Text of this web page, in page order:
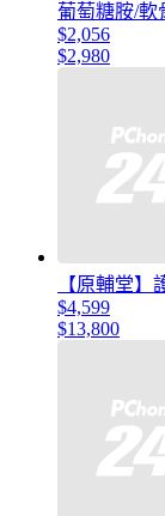
葡萄糖胺/軟
$2,056
$2,980
【原輔堂】
$4,599
$13,800